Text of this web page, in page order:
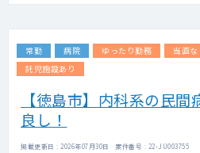
常勤 病院 ゆったり勤務 当直な
託児施設あり
【徳島市】内科系の民
良し！
掲載更新日 : 2026年07月30日 案件番号 : 22-JU003755